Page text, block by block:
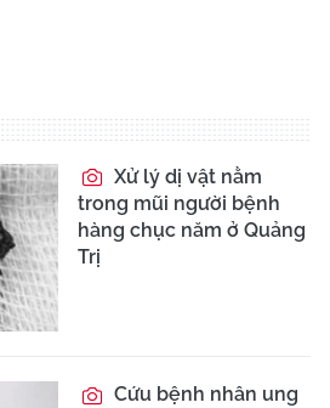
Xử lý dị vật nằm
trong mũi người bệnh
hàng chục năm ở Quảng
Trị
Cứu bệnh nhân ung